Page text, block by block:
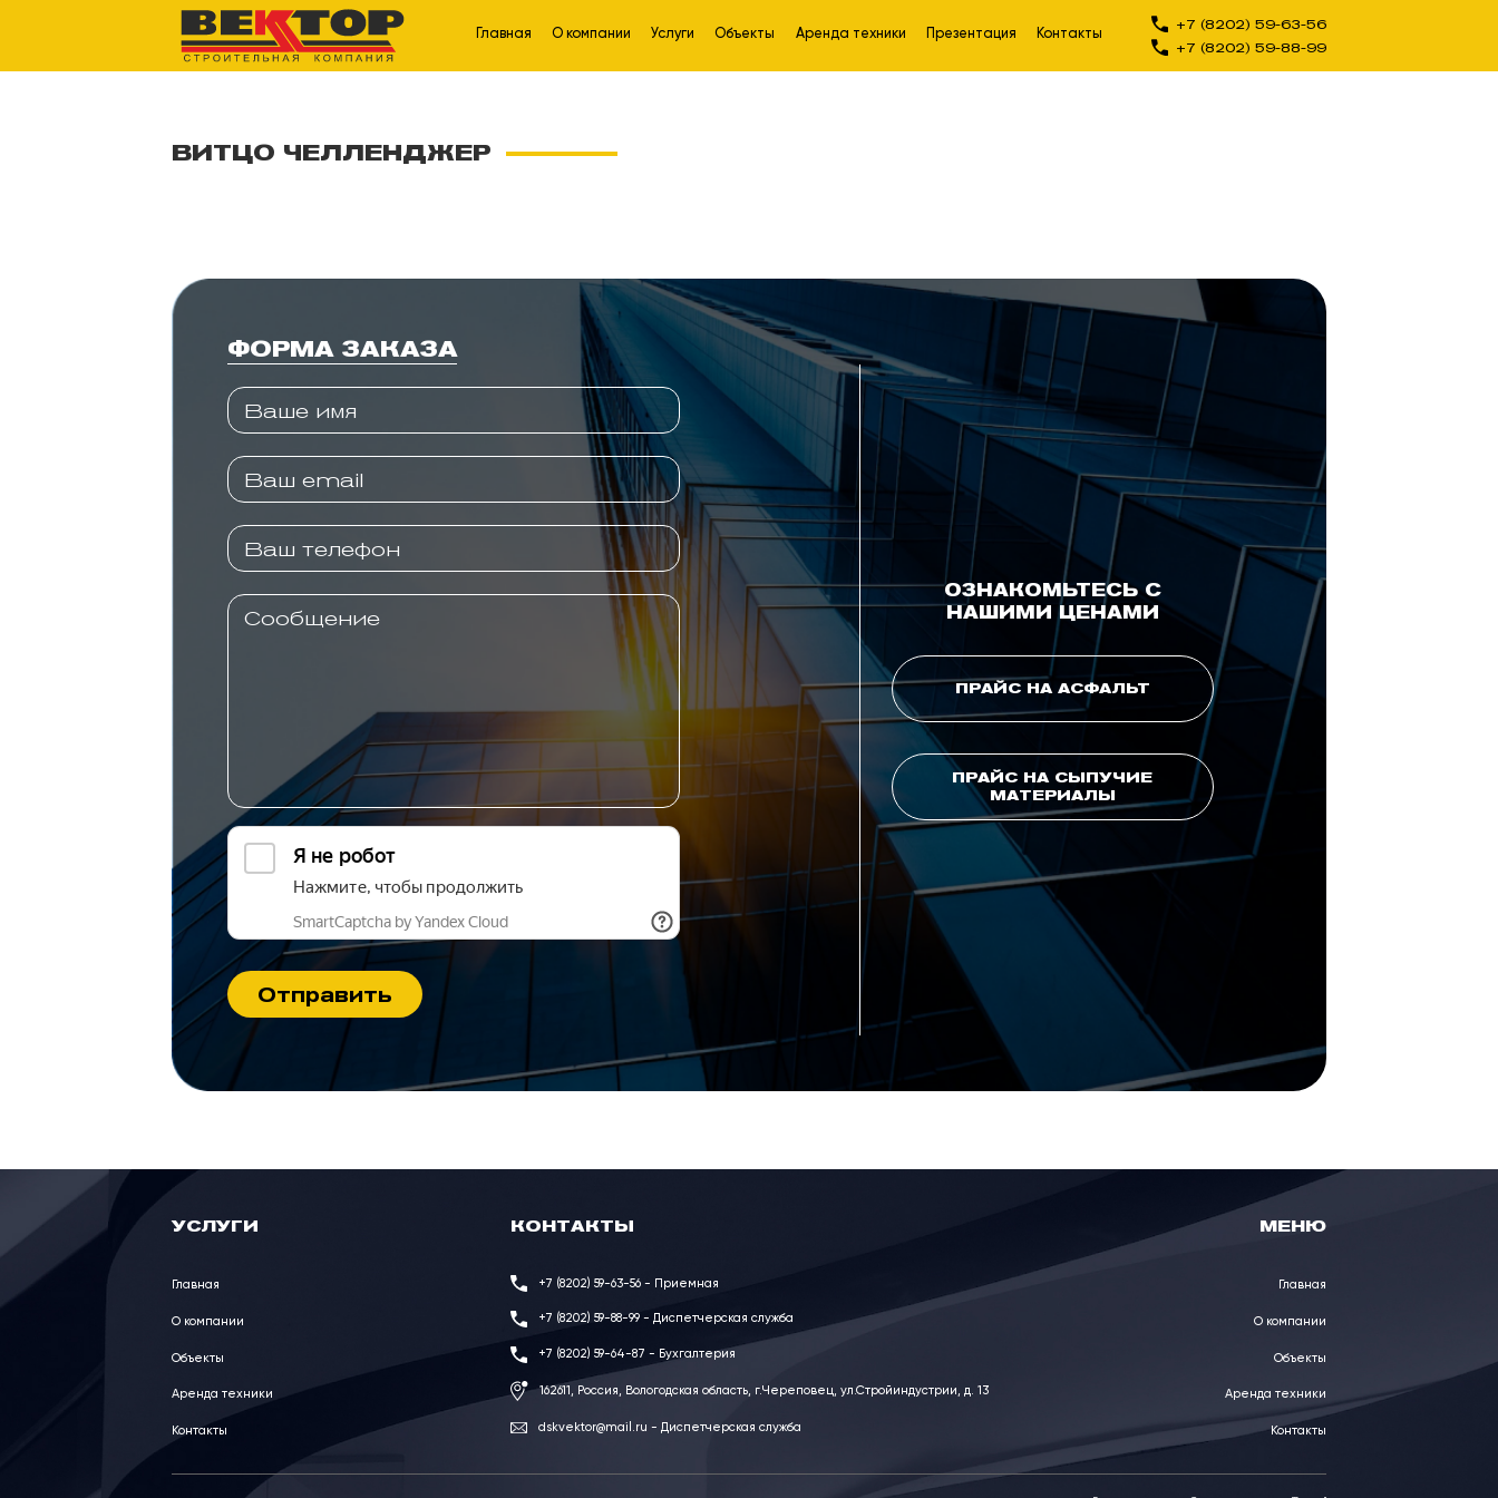
Главная О компании Услуги Объекты Аренда техники Презентация Контакты
+7 (8202) 59-63-56
+7 (8202) 59-88-99
ВИТЦО ЧЕЛЛЕНДЖЕР
ФОРМА ЗАКАЗА
ОЗНАКОМЬТЕСЬ С
НАШИМИ ЦЕНАМИ
ПРАЙС НА АСФАЛЬТ
ПРАЙС НА СЫПУЧИЕ
МАТЕРИАЛЫ
УСЛУГИ
Главная
О компании
Объекты
Аренда техники
Контакты
КОНТАКТЫ
+7 (8202) 59-63-56 - Приемная
+7 (8202) 59-88-99 - Диспетчерская служба
+7 (8202) 59-64-87 - Бухгалтерия
162611, Россия, Вологодская область, г.Череповец, ул.Стройиндустрии, д. 13
dskvektor@mail.ru - Диспетчерская служба
МЕНЮ
Главная
О компании
Объекты
Аренда техники
Контакты